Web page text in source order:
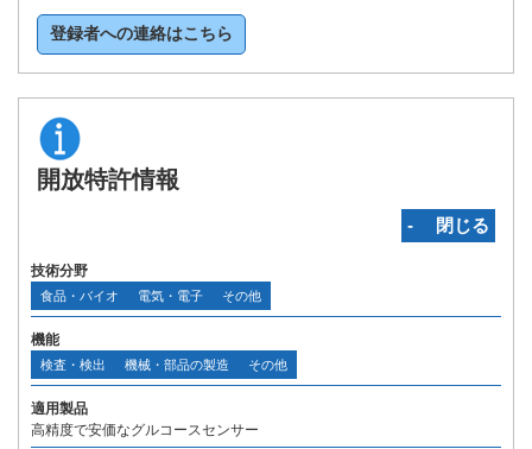
登録者への連絡はこちら
開放特許情報
‐ 閉じる
技術分野
食品・バイオ 電気・電子 その他
機能
検査・検出 機械・部品の製造 その他
適用製品
高精度で安価なグルコースセンサー